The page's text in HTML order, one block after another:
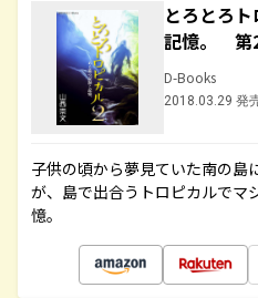
とろとろ
記憶。 第
D-Books
2018.03.29 発
子供の頃から夢見ていた南の島
が、島で出合うトロピカルでマ
憶。